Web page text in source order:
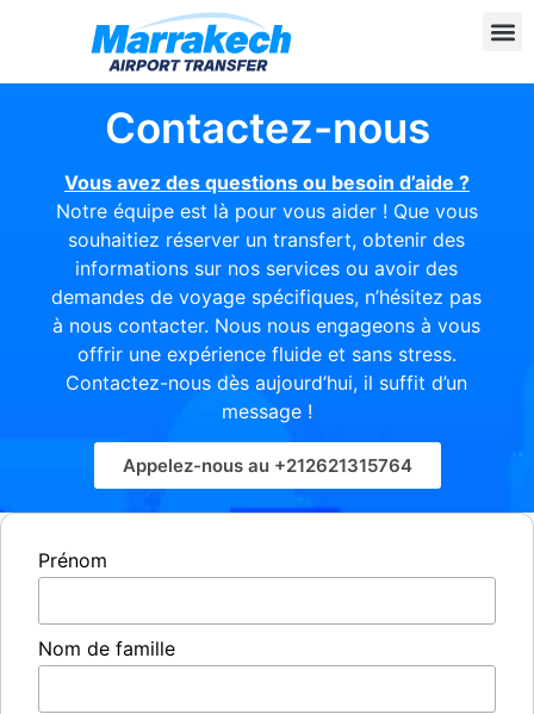
Contactez-nous
Vous avez des questions ou besoin d’aide ?
Notre équipe est là pour vous aider ! Que vous
souhaitiez réserver un transfert, obtenir des
informations sur nos services ou avoir des
demandes de voyage spécifiques, n’hésitez pas
à nous contacter. Nous nous engageons à vous
offrir une expérience fluide et sans stress.
Contactez-nous dès aujourd’hui, il suffit d’un
message !
Appelez-nous au +212621315764
Prénom
Nom de famille